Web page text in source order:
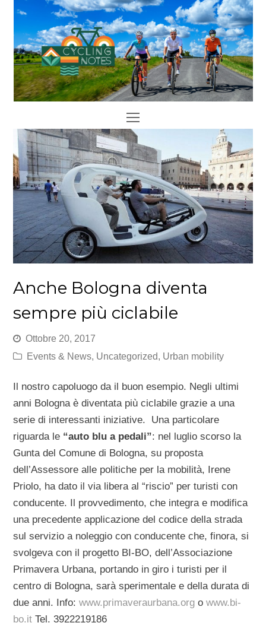
Open
Menu
Anche Bologna diventa
sempre più ciclabile
Ottobre 20, 2017
Events & News, Uncategorized, Urban mobility
Il nostro capoluogo da il buon esempio. Negli ultimi
anni Bologna è diventata più ciclabile grazie a una
serie di interessanti iniziative. Una particolare
riguarda le “auto blu a pedali”: nel luglio scorso la
Gunta del Comune di Bologna, su proposta
dell’Assessore alle politiche per la mobilità, Irene
Priolo, ha dato il via libera al “riscio” per turisti con
conducente. Il provvedimento, che integra e modifica
una precedente applicazione del codice della strada
sul servizio a noleggio con conducente che, finora, si
svolgeva con il progetto BI-BO, dell’Associazione
Primavera Urbana, portando in giro i turisti per il
centro di Bologna, sarà sperimentale e della durata di
due anni. Info:www.primaveraurbana.org owww.bi-
bo.it Tel. 3922219186